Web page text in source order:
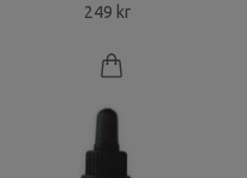
249 kr